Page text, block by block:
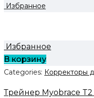
Избранное
Избранное
В корзину
Categories: Корректоры
Трейнер Myobrace T2